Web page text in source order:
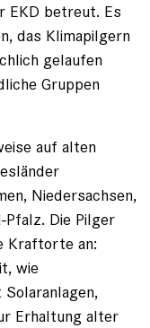
EKD betreut. Es
das Klimapilgern
gelaufen
Gruppen
auf alten
Niedersachsen,
Pfalz. Die Pilger
Kraftorte an:
wie
Erhaltung alter